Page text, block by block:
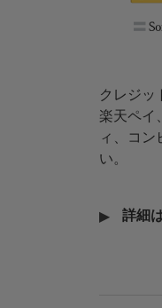
クレジッ
楽天ペイ
ィ、コン
い。
詳細